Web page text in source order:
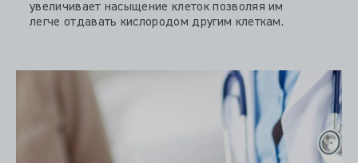
увеличивает насыщение клеток позволяя им
легче отдавать кислородом другим клеткам.